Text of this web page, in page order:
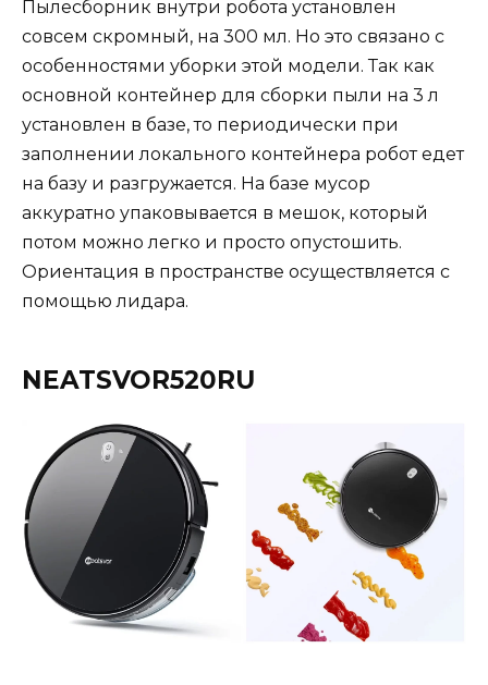
Пылесборник внутри робота установлен
совсем скромный, на 300 мл. Но это связано с
особенностями уборки этой модели. Так как
основной контейнер для сборки пыли на 3 л
установлен в базе, то периодически при
заполнении локального контейнера робот едет
на базу и разгружается. На базе мусор
аккуратно упаковывается в мешок, который
потом можно легко и просто опустошить.
Ориентация в пространстве осуществляется с
помощью лидара.
NEATSVOR520RU